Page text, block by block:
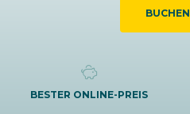
BUCHEN
BESTER ONLINE-PREIS